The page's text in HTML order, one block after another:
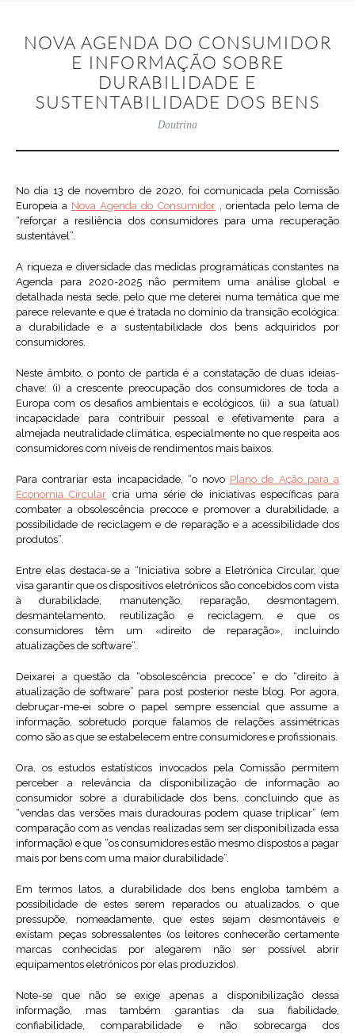
NOVA AGENDA DO CONSUMIDOR
E INFORMAÇÃO SOBRE
DURABILIDADE E
SUSTENTABILIDADE DOS BENS
Doutrina
No dia 13 de novembro de 2020, foi comunicada pela Comissão
Europeia a Nova Agenda do Consumidor, orientada pelo lema de
“reforçar a resiliência dos consumidores para uma recuperação
sustentável”.
A riqueza e diversidade das medidas programáticas constantes na
Agenda para 2020-2025 não permitem uma análise global e
detalhada nesta sede, pelo que me deterei numa temática que me
parece relevante e que é tratada no domínio da transição ecológica:
a durabilidade e a sustentabilidade dos bens adquiridos por
consumidores.
Neste âmbito, o ponto de partida é a constatação de duas ideias-
chave: (i) a crescente preocupação dos consumidores de toda a
Europa com os desafios ambientais e ecológicos, (ii) a sua (atual)
incapacidade para contribuir pessoal e efetivamente para a
almejada neutralidade climática, especialmente no que respeita aos
consumidores com níveis de rendimentos mais baixos.
Para contrariar esta incapacidade, “o novo Plano de Ação para a
Economia Circular cria uma série de iniciativas específicas para
combater a obsolescência precoce e promover a durabilidade, a
possibilidade de reciclagem e de reparação e a acessibilidade dos
produtos”.
Entre elas destaca-se a “Iniciativa sobre a Eletrónica Circular, que
visa garantir que os dispositivos eletrónicos são concebidos com vista
à durabilidade, manutenção, reparação, desmontagem,
desmantelamento, reutilização e reciclagem, e que os
consumidores têm um «direito de reparação», incluindo
atualizações de software”.
Deixarei a questão da “obsolescência precoce” e do “direito à
atualização de software” para post posterior neste blog. Por agora,
debruçar-me-ei sobre o papel sempre essencial que assume a
informação, sobretudo porque falamos de relações assimétricas
como são as que se estabelecem entre consumidores e profissionais.
Ora, os estudos estatísticos invocados pela Comissão permitem
perceber a relevância da disponibilização de informação ao
consumidor sobre a durabilidade dos bens, concluindo que as
“vendas das versões mais duradouras podem quase triplicar” (em
comparação com as vendas realizadas sem ser disponibilizada essa
informação) e que “os consumidores estão mesmo dispostos a pagar
mais por bens com uma maior durabilidade”.
Em termos latos, a durabilidade dos bens engloba também a
possibilidade de estes serem reparados ou atualizados, o que
pressupõe, nomeadamente, que estes sejam desmontáveis e
existam peças sobressalentes (os leitores conhecerão certamente
marcas conhecidas por alegarem não ser possível abrir
equipamentos eletrónicos por elas produzidos).
Note-se que não se exige apenas a disponibilização dessa
informação, mas também garantias da sua fiabilidade,
confiabilidade, comparabilidade e não sobrecarga dos